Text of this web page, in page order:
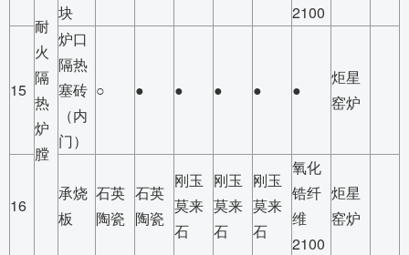
耐
火
隔
热
炉
膛
块
2100
15
炉口
隔热
塞砖
（内
门）
○ ● ● ● ● ●
炬星
窑炉
16
承烧
板
石英
陶瓷
石英
陶瓷
刚玉
莫来
石
刚玉
莫来
石
刚玉
莫来
石
氧化
锆纤
维
2100
炬星
窑炉